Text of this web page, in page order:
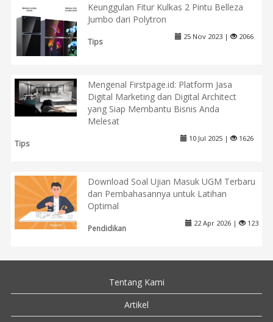
Keunggulan Fitur Kulkas 2 Pintu Belleza
Jumbo dari Polytron
Tips
25 Nov 2023 | 2066
Mengenal Firstpage.id: Platform Jasa
Digital Marketing dan Digital Architect
yang Siap Membantu Bisnis Anda
Melesat
Tips
10 Jul 2025 | 1626
Download Soal Ujian Masuk UGM Terbaru
dan Pembahasannya untuk Latihan
Optimal
Pendidikan
22 Apr 2026 | 123
Tentang Kami
Artikel